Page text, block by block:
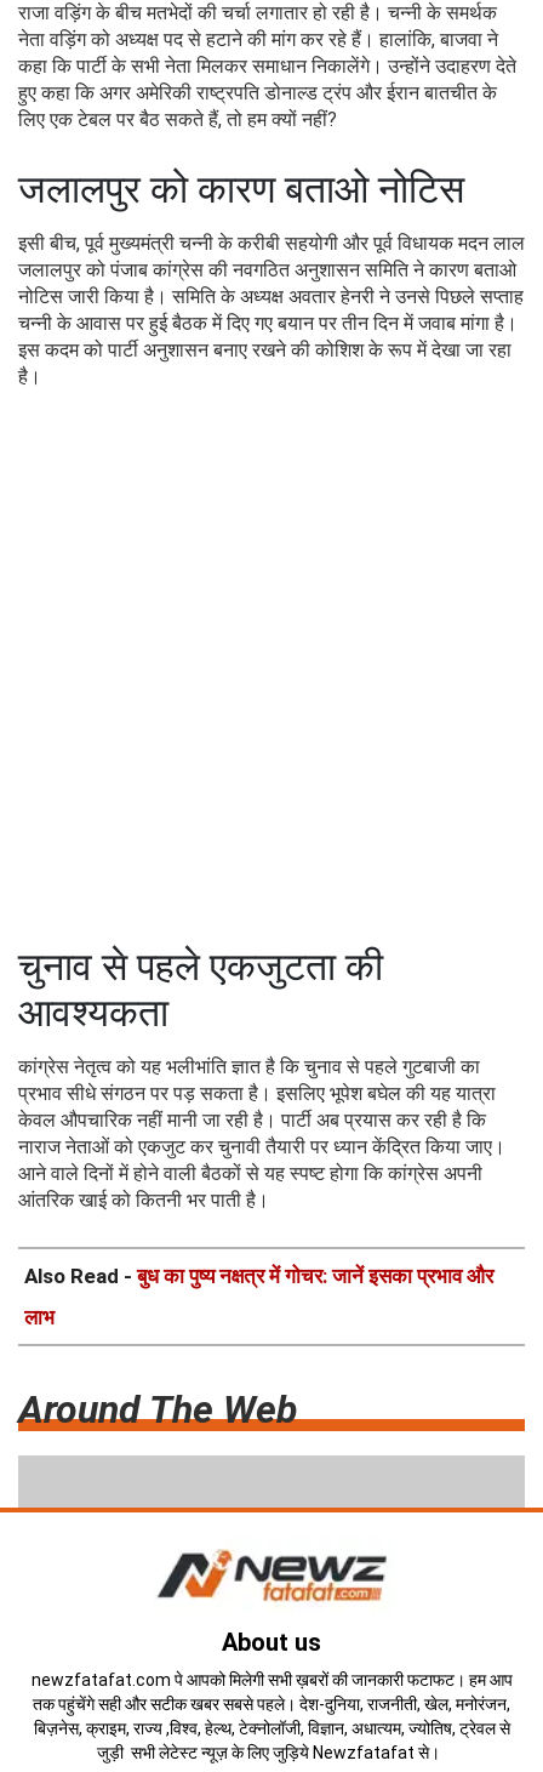
राजा वड़िंग के बीच मतभेदों की चर्चा लगातार हो रही है। चन्नी के समर्थक
नेता वड़िंग को अध्यक्ष पद से हटाने की मांग कर रहे हैं। हालांकि, बाजवा ने
कहा कि पार्टी के सभी नेता मिलकर समाधान निकालेंगे। उन्होंने उदाहरण देते
हुए कहा कि अगर अमेरिकी राष्ट्रपति डोनाल्ड ट्रंप और ईरान बातचीत के
लिए एक टेबल पर बैठ सकते हैं, तो हम क्यों नहीं?
जलालपुर को कारण बताओ नोटिस
इसी बीच, पूर्व मुख्यमंत्री चन्नी के करीबी सहयोगी और पूर्व विधायक मदन लाल
जलालपुर को पंजाब कांग्रेस की नवगठित अनुशासन समिति ने कारण बताओ
नोटिस जारी किया है। समिति के अध्यक्ष अवतार हेनरी ने उनसे पिछले सप्ताह
चन्नी के आवास पर हुई बैठक में दिए गए बयान पर तीन दिन में जवाब मांगा है।
इस कदम को पार्टी अनुशासन बनाए रखने की कोशिश के रूप में देखा जा रहा
है।
चुनाव से पहले एकजुटता की
आवश्यकता
कांग्रेस नेतृत्व को यह भलीभांति ज्ञात है कि चुनाव से पहले गुटबाजी का
प्रभाव सीधे संगठन पर पड़ सकता है। इसलिए भूपेश बघेल की यह यात्रा
केवल औपचारिक नहीं मानी जा रही है। पार्टी अब प्रयास कर रही है कि
नाराज नेताओं को एकजुट कर चुनावी तैयारी पर ध्यान केंद्रित किया जाए।
आने वाले दिनों में होने वाली बैठकों से यह स्पष्ट होगा कि कांग्रेस अपनी
आंतरिक खाई को कितनी भर पाती है।
Also Read -बुध का पुष्य नक्षत्र में गोचर: जानें इसका प्रभाव और
लाभ
Around The Web
About us
newzfatafat.com पे आपको मिलेगी सभी ख़बरों की जानकारी फटाफट। हम आप
तक पहुंचेंगे सही और सटीक खबर सबसे पहले। देश-दुनिया, राजनीती, खेल, मनोरंजन,
बिज़नेस, क्राइम, राज्य ,विश्व, हेल्थ, टेक्नोलॉजी, विज्ञान, अधात्यम, ज्योतिष, ट्रेवल से
जुड़ी सभी लेटेस्ट न्यूज़ के लिए जुड़िये Newzfatafat से।